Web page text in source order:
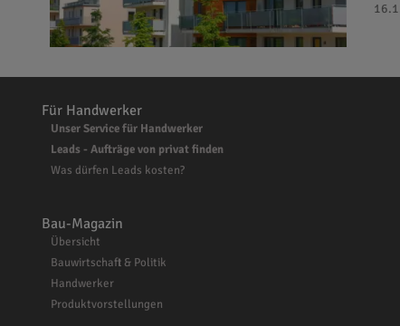
Für Handwerker
Unser Service für Handwerker
Leads - Aufträge von privat finden
Was dürfen Leads kosten?
Bau-Magazin
Übersicht
Bauwirtschaft & Politik
Handwerker
Produktvorstellungen